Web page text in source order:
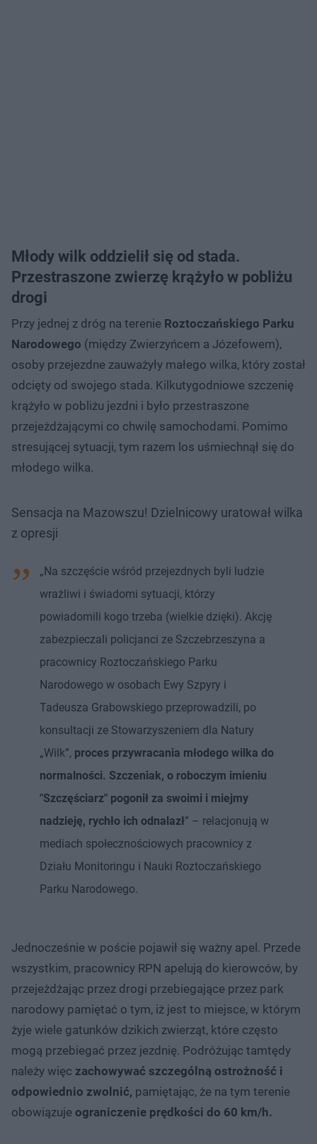
Młody wilk oddzielił się od stada.
Przestraszone zwierzę krążyło w pobliżu
drogi
Przy jednej z dróg na terenie Roztoczańskiego Parku
Narodowego (między Zwierzyńcem a Józefowem),
osoby przejezdne zauważyły małego wilka, który został
odcięty od swojego stada. Kilkutygodniowe szczenię
krążyło w pobliżu jezdni i było przestraszone
przejeżdżającymi co chwilę samochodami. Pomimo
stresującej sytuacji, tym razem los uśmiechnął się do
młodego wilka.
Sensacja na Mazowszu! Dzielnicowy uratował wilka
z opresji
„Na szczęście wśród przejezdnych byli ludzie
wrażliwi i świadomi sytuacji, którzy
powiadomili kogo trzeba (wielkie dzięki). Akcję
zabezpieczali policjanci ze Szczebrzeszyna a
pracownicy Roztoczańskiego Parku
Narodowego w osobach Ewy Szpyry i
Tadeusza Grabowskiego przeprowadzili, po
konsultacji ze Stowarzyszeniem dla Natury
„Wilk”, proces przywracania młodego wilka do
normalności. Szczeniak, o roboczym imieniu
"Szczęściarz" pogonił za swoimi i miejmy
nadzieję, rychło ich odnalazł” – relacjonują w
mediach społecznościowych pracownicy z
Działu Monitoringu i Nauki Roztoczańskiego
Parku Narodowego.
Jednocześnie w poście pojawił się ważny apel. Przede
wszystkim, pracownicy RPN apelują do kierowców, by
przejeżdżając przez drogi przebiegające przez park
narodowy pamiętać o tym, iż jest to miejsce, w którym
żyje wiele gatunków dzikich zwierząt, które często
mogą przebiegać przez jezdnię. Podróżując tamtędy
należy więc zachowywać szczególną ostrożność i
odpowiednio zwolnić, pamiętając, że na tym terenie
obowiązuje ograniczenie prędkości do 60 km/h.